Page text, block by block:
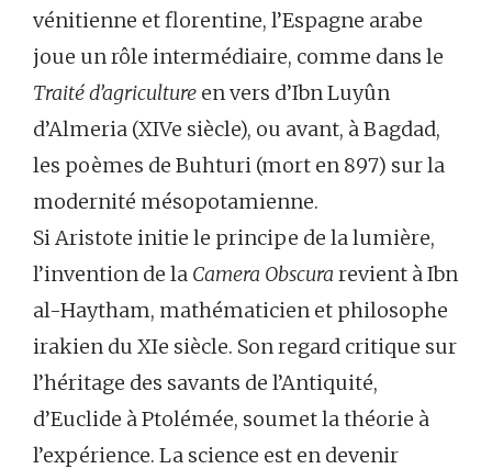
vénitienne et florentine, l’Espagne arabe
joue un rôle intermédiaire, comme dans le
Traité d’agriculture en vers d’Ibn Luyûn
d’Almeria (XIVe siècle), ou avant, à Bagdad,
les poèmes de Buhturi (mort en 897) sur la
modernité mésopotamienne.
Si Aristote initie le principe de la lumière,
l’invention de la Camera Obscura revient à Ibn
al-Haytham, mathématicien et philosophe
irakien du XIe siècle. Son regard critique sur
l’héritage des savants de l’Antiquité,
d’Euclide à Ptolémée, soumet la théorie à
l’expérience. La science est en devenir